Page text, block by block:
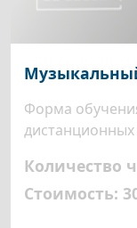
Форма
Количество
Стоимость: